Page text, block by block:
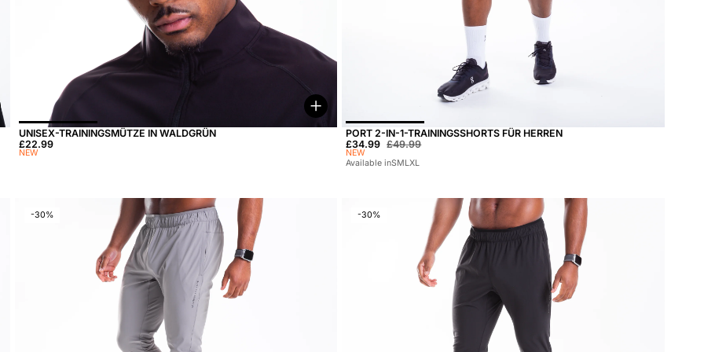
wählen Optionen wählen
UNISEX-TRAININGSMÜTZE IN WALDGRÜN
Preis:
£22.99
NEW
PORT 2-IN-1-TRAININGSSHORTS FÜR HERREN
Sale-Preis:
£34.99 Regulärer Preis:
£49.99
NEW
Available inSMLXL
-30% -30%